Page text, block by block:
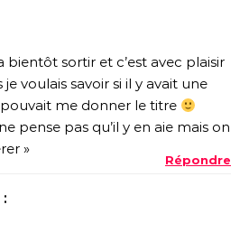
bientôt sortir et c’est avec plaisir
je voulais savoir si il y avait une
me donner le titre
pense pas qu’il y en aie mais on
»
Répondre